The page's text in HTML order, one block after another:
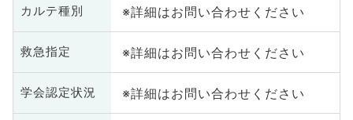
カルテ種別 ※詳細はお問い合わせください
救急指定 ※詳細はお問い合わせください
学会認定状況 ※詳細はお問い合わせください